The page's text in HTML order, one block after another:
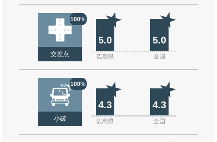
100%
交差点
5.0 5.0
広島県 全国
100%
小破
4.3 4.3
広島県 全国